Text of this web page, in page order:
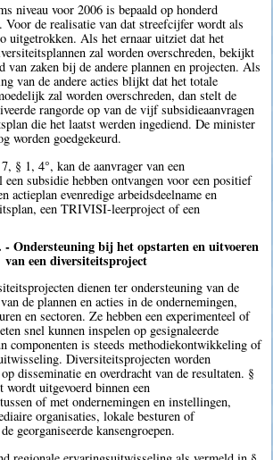
niveau voor 2006 is bepaald op honderd
Voor de realisatie van dat streefcijfer wordt als
uitgetrokken. Als het ernaar uitziet dat het
zal worden overschreden, bekijkt
van zaken bij de andere plannen en projecten. Als
van de andere acties blijkt dat het totale
zal worden overschreden, dan stelt de
rangorde op van de vijf subsidieaanvragen
die het laatst werden ingediend. De minister
worden goedgekeurd.
§ 1, 4°, kan de aanvrager van een
subsidie hebben ontvangen voor een positief
actieplan evenredige arbeidsdeelname en
een TRIVISI-leerproject of een
Ondersteuning bij het opstarten en uitvoeren
van een diversiteitsproject
dienen ter ondersteuning van de
de plannen en acties in de ondernemingen,
en sectoren. Ze hebben een experimenteel of
snel kunnen inspelen op gesignaleerde
componenten is steeds methodiekontwikkeling of
Diversiteitsprojecten worden
disseminatie en overdracht van de resultaten. §
uitgevoerd binnen een
of met ondernemingen en instellingen,
organisaties, lokale besturen of
georganiseerde kansengroepen.